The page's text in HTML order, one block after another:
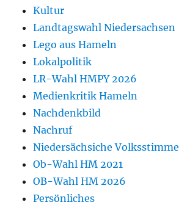
Kultur
Landtagswahl Niedersachsen
Lego aus Hameln
Lokalpolitik
LR-Wahl HMPY 2026
Medienkritik Hameln
Nachdenkbild
Nachruf
Niedersächsiche Volksstimme
Ob-Wahl HM 2021
OB-Wahl HM 2026
Persönliches